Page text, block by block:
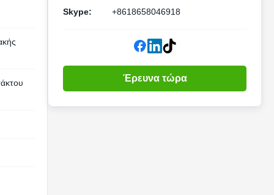
Skype:
+8618658046918
Έρευνα τώρα